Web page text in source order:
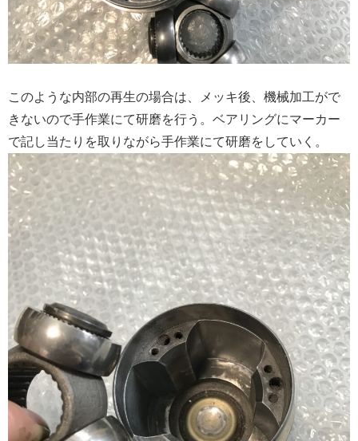
このような内部の再生の場合は、メッキ後、機械加工がで
きないので手作業にて研磨を行う。ベアリングにマーカー
で記し当たりを取りながら手作業にて研磨をしていく。